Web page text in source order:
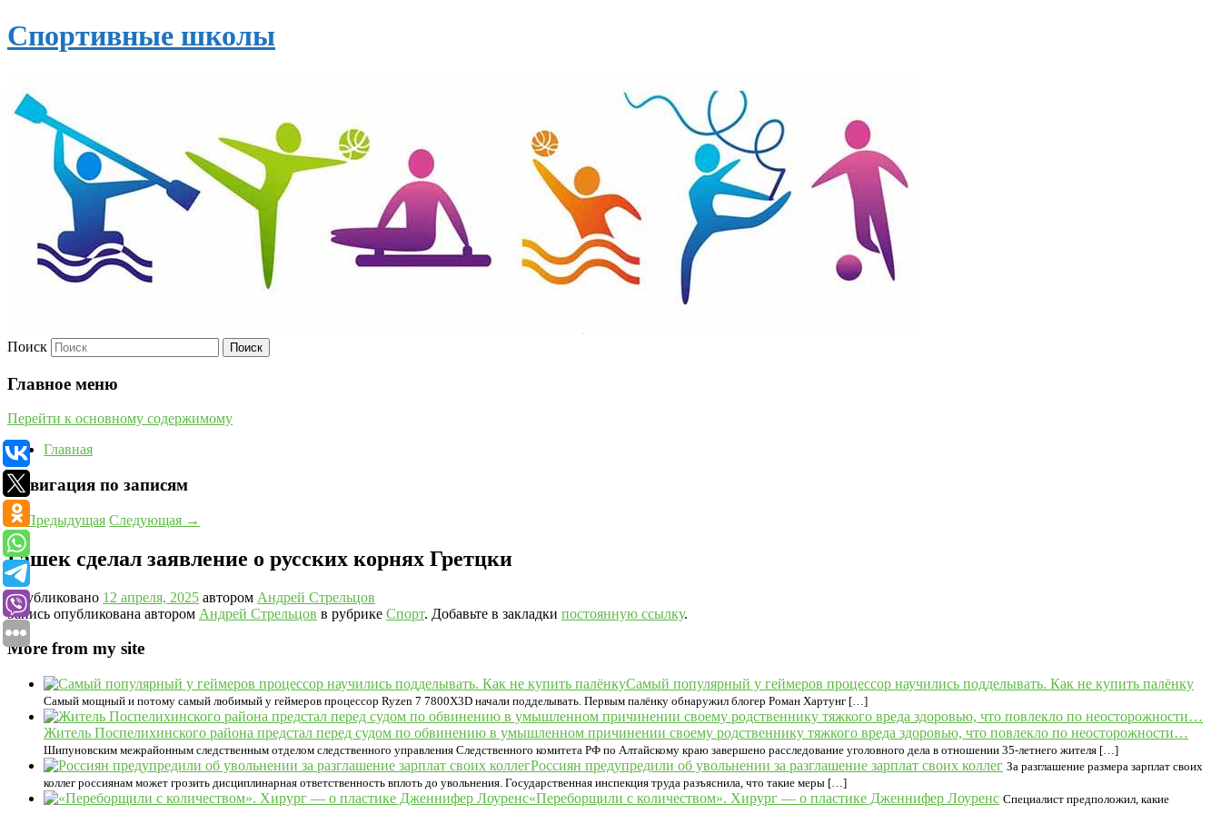
Спортивные школы
Поиск
Главное меню
Перейти к основному содержимому
Главная
Навигация по записям
←Предыдущая Следующая →
Гашек сделал заявление о русских корнях Гретцки
Опубликовано 12 апреля, 2025 автором Андрей Стрельцов
Запись опубликована автором Андрей Стрельцов в рубрике Спорт. Добавьте в закладки постоянную ссылку.
More from my site
Самый популярный у геймеров процессор научились подделывать. Как не купить палёнку
Самый мощный и потому самый любимый у геймеров процессор Ryzen 7 7800X3D начали подделывать. Первым палёнку обнаружил блогер Роман Хартунг […]
Житель Поспелихинского района предстал перед судом по обвинению в умышленном причинении своему родственнику тяжкого вреда здоровью, что повлекло по неосторожности…
Шипуновским межрайонным следственным отделом следственного управления Следственного комитета РФ по Алтайскому краю завершено расследование уголовного дела в отношении 35-летнего жителя […]
Россиян предупредили об увольнении за разглашение зарплат своих коллег За разглашение размера зарплат своих
коллег россиянам может грозить дисциплинарная ответственность вплоть до увольнения. Государственная инспекция труда разъяснила, что такие меры […]
«Переборщили с количеством». Хирург — о пластике Дженнифер Лоуренс Специалист предположил, какие